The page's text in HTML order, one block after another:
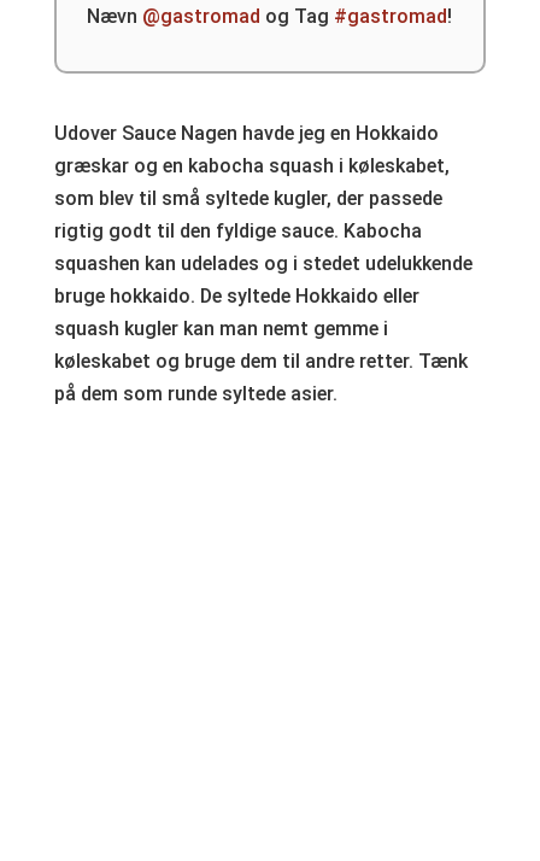
Nævn @gastromad og Tag #gastromad!
Udover Sauce Nagen havde jeg en Hokkaido
græskar og en kabocha squash i køleskabet,
som blev til små syltede kugler, der passede
rigtig godt til den fyldige sauce. Kabocha
squashen kan udelades og i stedet udelukkende
bruge hokkaido. De syltede Hokkaido eller
squash kugler kan man nemt gemme i
køleskabet og bruge dem til andre retter. Tænk
på dem som runde syltede asier.